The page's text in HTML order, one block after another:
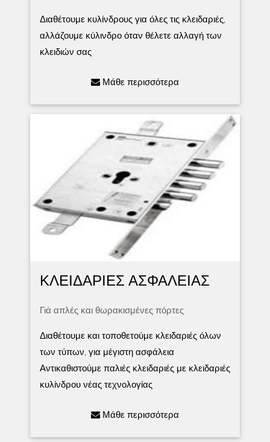
Διαθέτουμε κυλίνδρους για όλες τις κλειδαριές,
αλλάζουμε κύλινδρο όταν θέλετε αλλαγή των
κλειδιών σας
Μάθε περισσότερα
ΚΛΕΙΔΑΡΙΕΣ ΑΣΦΑΛΕΙΑΣ
Γιά απλές και θωρακισμένες πόρτες
Διαθέτουμε και τοποθετούμε κλειδαριές όλων
των τύπων, για μέγιστη ασφάλεια
Αντικαθιστούμε παλιές κλειδαριές με κλειδαριές
κυλίνδρου νέας τεχνολογίας
Μάθε περισσότερα